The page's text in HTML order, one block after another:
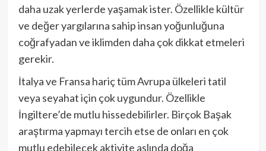
daha uzak yerlerde yaşamak ister. Özellikle kültür
ve değer yargılarına sahip insan yoğunluğuna
coğrafyadan ve iklimden daha çok dikkat etmeleri
gerekir.
İtalya ve Fransa hariç tüm Avrupa ülkeleri tatil
veya seyahat için çok uygundur. Özellikle
İngiltere’de mutlu hissedebilirler. Birçok Başak
araştırma yapmayı tercih etse de onları en çok
mutlu edebilecek aktivite aslında doğa